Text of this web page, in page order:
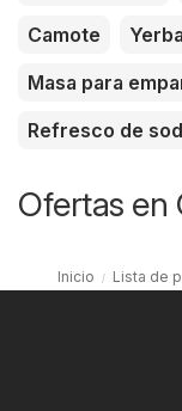
Camote
Yerba
Masa para
Refresco de
Ofertas en
Inicio Lista de